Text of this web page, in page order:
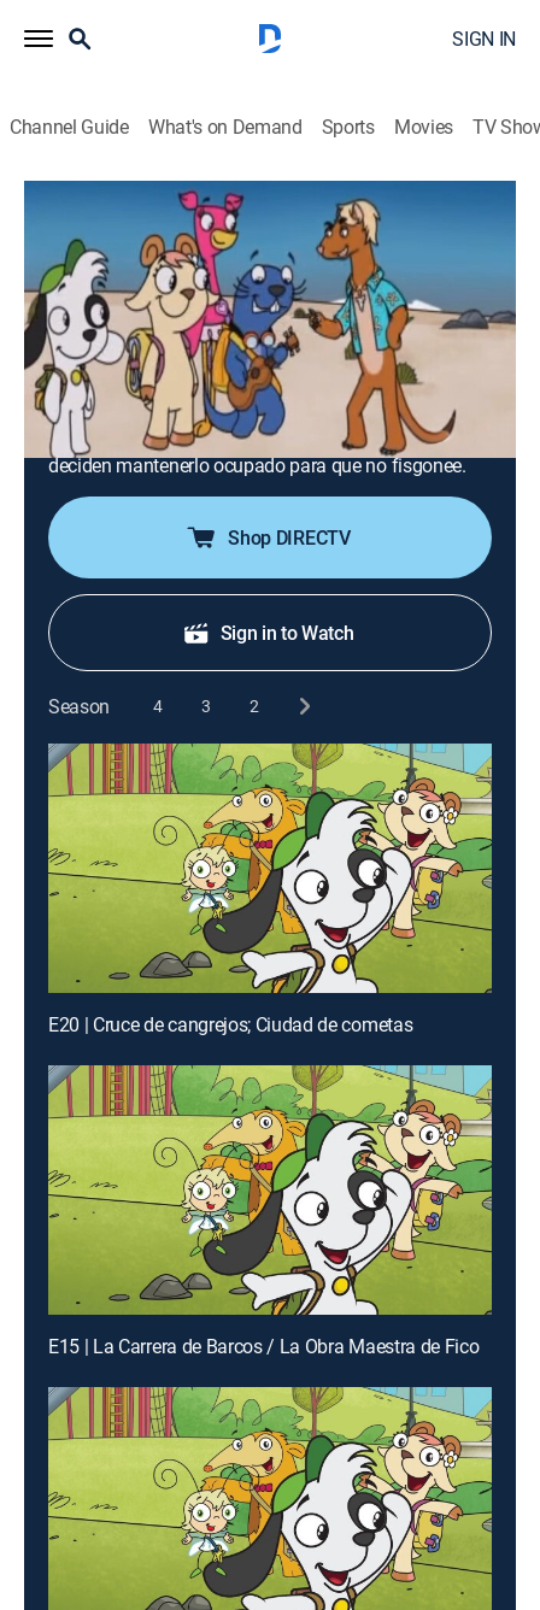
SIGN IN
Channel Guide What's on Demand Sports Movies TV
Airing | 8/16, 10:00a
S1 | El Cumpleaños de Fico
0h 30m|TVY|
Entertainment, Adventure, Animated, Children, Fantasy
Discovery en Espanol|2020
Cada año, Fico se las ingenia para hallar su regalo de
cumpleaños y arruinar la sorpresa. Por eso este año
deciden mantenerlo ocupado para que no fisgonee.
Shop DIRECTV
Sign in to Watch
Season 4 3 2
E20 | Cruce de cangrejos; Ciudad de cometas
E15 | La Carrera de Barcos / La Obra Maestra de Fico